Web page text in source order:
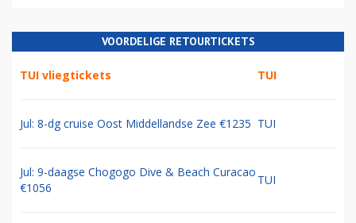
VOORDELIGE RETOURTICKETS
TUI vliegtickets TUI
Jul: 8-dg cruise Oost Middellandse Zee €1235 TUI
Jul: 9-daagse Chogogo Dive & Beach Curacao
€1056
TUI